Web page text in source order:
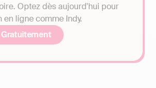
Optez dès aujourd'hui pour
en ligne comme Indy.
Gratuitement